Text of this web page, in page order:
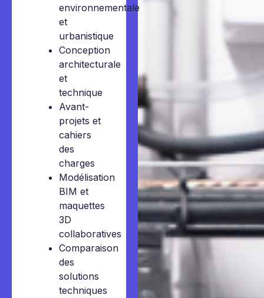
environnementale
et
urbanistique
Conception
architecturale
et
technique
Avant-
projets et
cahiers
des
charges
Modélisation
BIM et
maquettes
3D
collaboratives
Comparaison
des
solutions
techniques